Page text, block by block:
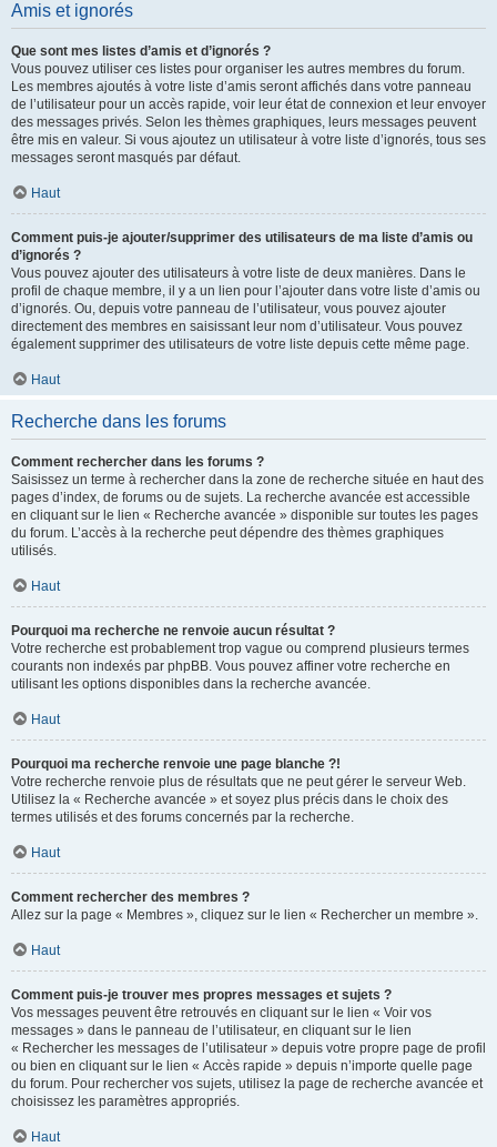
Amis et ignorés
Que sont mes listes d’amis et d’ignorés ?
Vous pouvez utiliser ces listes pour organiser les autres membres du forum.
Les membres ajoutés à votre liste d’amis seront affichés dans votre panneau
de l’utilisateur pour un accès rapide, voir leur état de connexion et leur envoyer
des messages privés. Selon les thèmes graphiques, leurs messages peuvent
être mis en valeur. Si vous ajoutez un utilisateur à votre liste d’ignorés, tous ses
messages seront masqués par défaut.
Haut
Comment puis-je ajouter/supprimer des utilisateurs de ma liste d’amis ou
d’ignorés ?
Vous pouvez ajouter des utilisateurs à votre liste de deux manières. Dans le
profil de chaque membre, il y a un lien pour l’ajouter dans votre liste d’amis ou
d’ignorés. Ou, depuis votre panneau de l’utilisateur, vous pouvez ajouter
directement des membres en saisissant leur nom d’utilisateur. Vous pouvez
également supprimer des utilisateurs de votre liste depuis cette même page.
Haut
Recherche dans les forums
Comment rechercher dans les forums ?
Saisissez un terme à rechercher dans la zone de recherche située en haut des
pages d’index, de forums ou de sujets. La recherche avancée est accessible
en cliquant sur le lien « Recherche avancée » disponible sur toutes les pages
du forum. L’accès à la recherche peut dépendre des thèmes graphiques
utilisés.
Haut
Pourquoi ma recherche ne renvoie aucun résultat ?
Votre recherche est probablement trop vague ou comprend plusieurs termes
courants non indexés par phpBB. Vous pouvez affiner votre recherche en
utilisant les options disponibles dans la recherche avancée.
Haut
Pourquoi ma recherche renvoie une page blanche ?!
Votre recherche renvoie plus de résultats que ne peut gérer le serveur Web.
Utilisez la « Recherche avancée » et soyez plus précis dans le choix des
termes utilisés et des forums concernés par la recherche.
Haut
Comment rechercher des membres ?
Allez sur la page « Membres », cliquez sur le lien « Rechercher un membre ».
Haut
Comment puis-je trouver mes propres messages et sujets ?
Vos messages peuvent être retrouvés en cliquant sur le lien « Voir vos
messages » dans le panneau de l’utilisateur, en cliquant sur le lien
« Rechercher les messages de l’utilisateur » depuis votre propre page de profil
ou bien en cliquant sur le lien « Accès rapide » depuis n’importe quelle page
du forum. Pour rechercher vos sujets, utilisez la page de recherche avancée et
choisissez les paramètres appropriés.
Haut